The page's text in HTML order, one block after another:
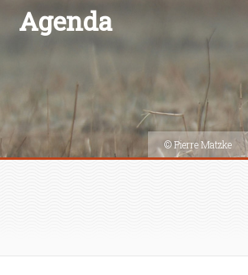
© Pierre Matzke
Agenda